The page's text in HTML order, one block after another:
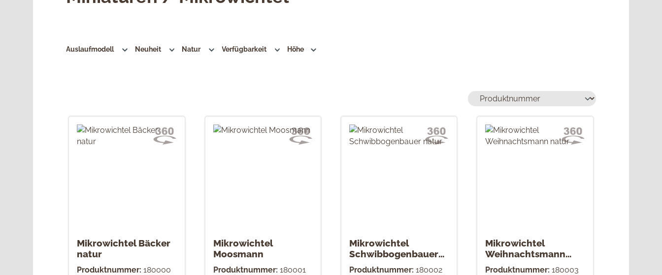
Auslaufmodell Neuheit Natur Verfügbarkeit Höhe
Mikrowichtel Bäcker
natur
Produktnummer: 180000
Mikrowichtel
Moosmann
Produktnummer: 180001
Mikrowichtel
Schwibbogenbauer
natur
Produktnummer: 180002
Mikrowichtel
Weihnachtsmann
natur
Produktnummer: 180003